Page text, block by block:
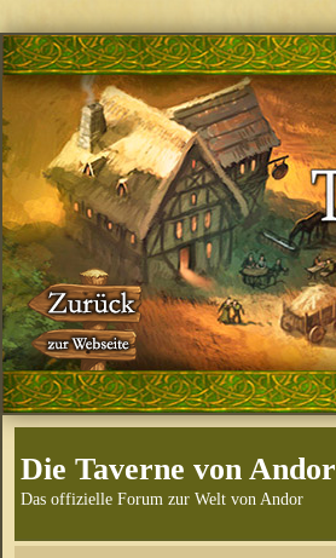
Die Taverne von Andor
Das offizielle Forum zur Welt von Andor